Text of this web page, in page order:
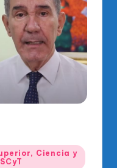
Ciencia y